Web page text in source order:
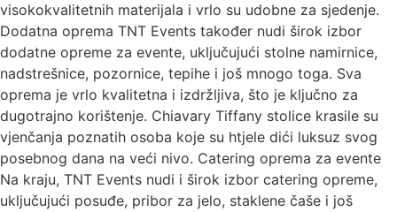
visokokvalitetnih materijala i vrlo su udobne za sjedenje.
Dodatna oprema TNT Events također nudi širok izbor
dodatne opreme za evente, uključujući stolne namirnice,
nadstrešnice, pozornice, tepihe i još mnogo toga. Sva
oprema je vrlo kvalitetna i izdržljiva, što je ključno za
dugotrajno korištenje. Chiavary Tiffany stolice krasile su
vjenčanja poznatih osoba koje su htjele dići luksuz svog
posebnog dana na veći nivo. Catering oprema za evente
Na kraju, TNT Events nudi i širok izbor catering opreme,
uključujući posuđe, pribor za jelo, staklene čaše i još